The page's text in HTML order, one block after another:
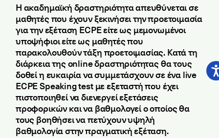
Η ακαδημαϊκή δραστηριότητα απευθύνεται σε
μαθητές που έχουν ξεκινήσει την προετοιμασία
για την εξέταση ECPE είτε ως μεμονωμένοι
υποψήφιοι είτε ως μαθητές που
παρακολουθούν τάξη προετοιμασίας. Κατά τη
διάρκεια της online δραστηριότητας θα τους
δοθεί η ευκαιρία να συμμετάσχουν σε ένα live
ECPE Speaking test με εξεταστή που έχει
πιστοποιηθεί να διενεργεί εξετάσεις
προφορικών και να βαθμολογεί ο οποίος θα
τους βοηθήσει να πετύχουν υψηλή
βαθμολογία στην πραγματική εξέταση.